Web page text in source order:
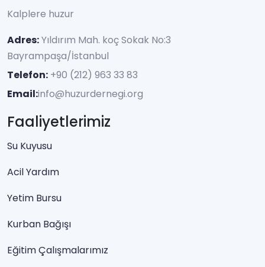
Kalplere huzur
Adres:Yıldırım Mah. koç Sokak No:3
Bayrampaşa/İstanbul
Telefon: +90 (212) 963 33 83
Email:info@huzurdernegi.org
Faaliyetlerimiz
Su Kuyusu
Acil Yardım
Yetim Bursu
Kurban Bağışı
Eğitim Çalışmalarımız